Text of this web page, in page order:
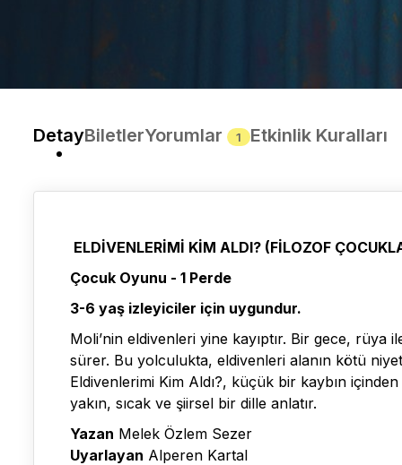
DetayBiletlerYorumlar 1 Etkinlik Kuralları
ELDİVENLERİMİ KİM ALDI? (FİLOZOF
Çocuk Oyunu - 1 Perde
3-6 yaş izleyiciler için uygundur.
Moli’nin eldivenleri yine kayıptır. Bir gece,
sürer. Bu yolculukta, eldivenleri alanın kötü
Eldivenlerimi Kim Aldı?, küçük bir kaybın
yakın, sıcak ve şiirsel bir dille anlatır.
Yazan Melek Özlem Sezer
Uyarlayan Alperen Kartal